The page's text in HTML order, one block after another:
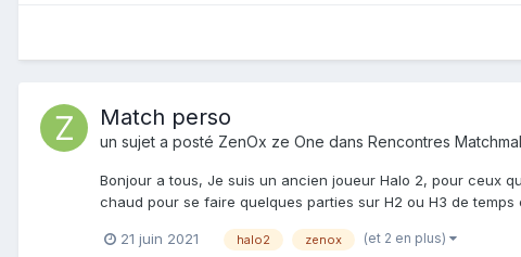
Match perso
un sujet a posté ZenOx ze One dans Rencontres
Bonjour a tous, Je suis un ancien joueur Halo 2, pour ceux
chaud pour se faire quelques parties sur H2 ou H3 de temps
21 juin 2021 halo2 zenox (et 2 en plus)